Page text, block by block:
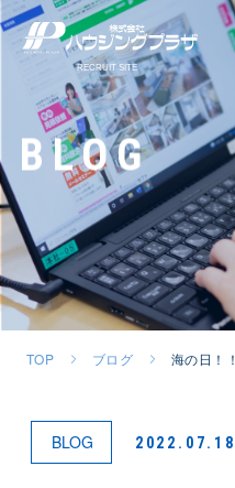
BLOG
TOP ブログ 海の日！！
BLOG 2022.07.18